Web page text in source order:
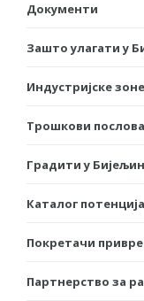
Документи
Зашто улагати у
Индустријске зоне
Трошкови
Градити у
Каталог
Покретачи
Партнерство за